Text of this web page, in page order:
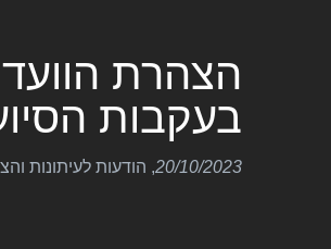
הצהרת
בעקבות
20/10/2023
, הודעות לעיתונות